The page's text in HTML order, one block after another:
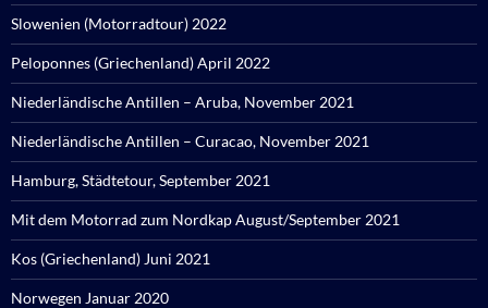
Slowenien (Motorradtour) 2022
Peloponnes (Griechenland) April 2022
Niederländische Antillen – Aruba, November 2021
Niederländische Antillen – Curacao, November 2021
Hamburg, Städtetour, September 2021
Mit dem Motorrad zum Nordkap August/September 2021
Kos (Griechenland) Juni 2021
Norwegen Januar 2020